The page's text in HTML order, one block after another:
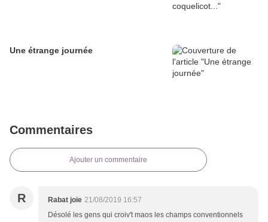
Une étrange journée
Commentaires
Ajouter un commentaire
R Rabat joie 21/08/2019 16:57
Désolé les gens qui croiv't maos les champs conventionnels